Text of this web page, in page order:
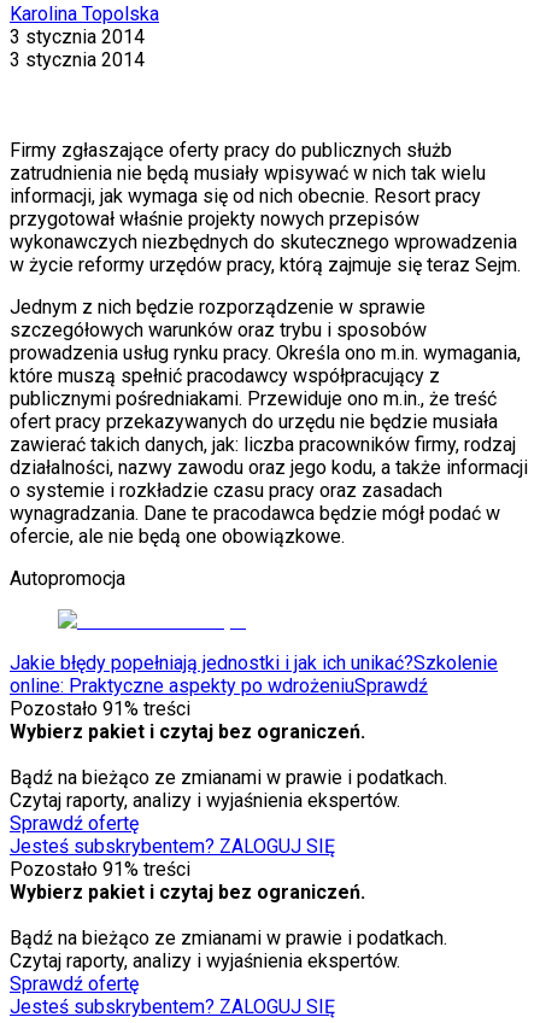
Karolina Topolska
3 stycznia 2014
3 stycznia 2014
Firmy zgłaszające oferty pracy do publicznych służb
zatrudnienia nie będą musiały wpisywać w nich tak wielu
informacji, jak wymaga się od nich obecnie. Resort pracy
przygotował właśnie projekty nowych przepisów
wykonawczych niezbędnych do skutecznego wprowadzenia
w życie reformy urzędów pracy, którą zajmuje się teraz Sejm.
Jednym z nich będzie rozporządzenie w sprawie
szczegółowych warunków oraz trybu i sposobów
prowadzenia usług rynku pracy. Określa ono m.in. wymagania,
które muszą spełnić pracodawcy współpracujący z
publicznymi pośredniakami. Przewiduje ono m.in., że treść
ofert pracy przekazywanych do urzędu nie będzie musiała
zawierać takich danych, jak: liczba pracowników firmy, rodzaj
działalności, nazwy zawodu oraz jego kodu, a także informacji
o systemie i rozkładzie czasu pracy oraz zasadach
wynagradzania. Dane te pracodawca będzie mógł podać w
ofercie, ale nie będą one obowiązkowe.
Autopromocja
Jakie błędy popełniają jednostki i jak ich unikać?Szkolenie
online: Praktyczne aspekty po wdrożeniuSprawdź
Pozostało 91% treści
Wybierz pakiet i czytaj bez ograniczeń.
Bądź na bieżąco ze zmianami w prawie i podatkach.
Czytaj raporty, analizy i wyjaśnienia ekspertów.
Sprawdź ofertę
Jesteś subskrybentem? ZALOGUJ SIĘ
Pozostało 91% treści
Wybierz pakiet i czytaj bez ograniczeń.
Bądź na bieżąco ze zmianami w prawie i podatkach.
Czytaj raporty, analizy i wyjaśnienia ekspertów.
Sprawdź ofertę
Jesteś subskrybentem? ZALOGUJ SIĘ